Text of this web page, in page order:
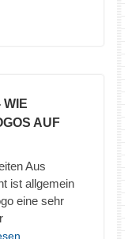
WIE
AUF
Aus
ist allgemein
eine sehr